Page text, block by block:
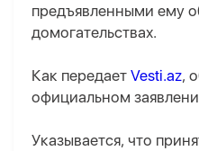
предъявленными ему
домогательствах.
Как передает Vesti.az,
официальном
Указывается, что